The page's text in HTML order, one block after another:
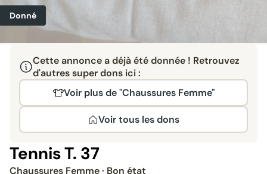
Donné
Cette annonce a déjà été donnée ! Retrouvez
d'autres super dons ici :
Voir plus de "Chaussures Femme"
Voir tous les dons
Tennis T. 37
Chaussures Femme· Bon état